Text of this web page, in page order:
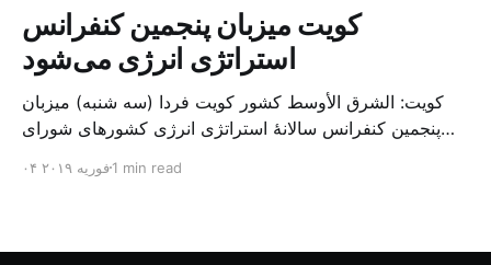
کویت میزبان پنجمین کنفرانس
استراتژی انرژی می‌شود
کویت: الشرق الأوسط کشور کویت فردا (سه شنبه) میزبان
پنجمین کنفرانس سالانهٔ استراتژی انرژی کشورهای شورای
متخصص از شرکت‌های جهانی نفت و گاز در این کنفرانس
۰۴ فوریه ۲۰۱۹1 min read